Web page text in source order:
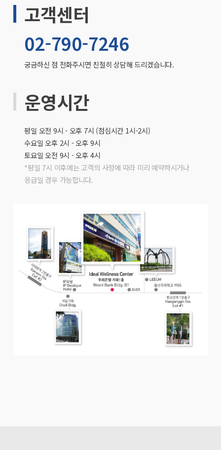
고객센터
02-790-7246
궁금하신 점 전화주시면 친절히 상담해 드리겠습니다.
운영시간
평일 오전 9시 - 오후 7시 (점심시간 1시-2시)
수요일 오후 2시 - 오후 9시
토요일 오전 9시 - 오후 4시
*평일 7시 이후에는 고객의 사정에 따라 미리 예약하시거나
응급일 경우 가능합니다.